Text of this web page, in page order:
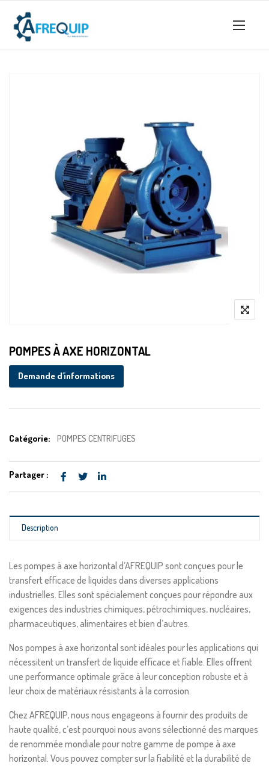
POMPES À AXE HORIZONTAL
Demande d'informations
Catégorie: POMPES CENTRIFUGES
Partager :
Description
Les pompes à axe horizontal d’AFREQUIP sont conçues pour le
transfert efficace de liquides dans diverses applications
industrielles. Elles sont spécialement conçues pour répondre aux
exigences des industries chimiques, pétrochimiques, nucléaires,
pharmaceutiques, alimentaires et bien d’autres.
Nos pompes à axe horizontal sont idéales pour les applications qui
nécessitent un transfert de liquide efficace et fiable. Elles offrent
une performance optimale grâce à leur conception robuste et à
leur choix de matériaux résistants à la corrosion.
Chez AFREQUIP, nous nous engageons à fournir des produits de
haute qualité, c’est pourquoi nous avons sélectionné des marques
de renommée mondiale pour notre gamme de pompe à axe
horizontal. Vous pouvez compter sur la fiabilité et la durabilité de